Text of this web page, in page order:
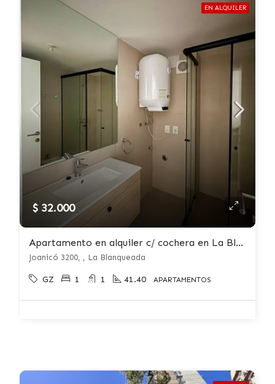
EN ALQUILER
$ 32.000
Apartamento en alquiler c/ cochera en La Blanqueada
Joanicó 3200, , La Blanqueada
GZ 1 1 41.40 APARTAMENTOS